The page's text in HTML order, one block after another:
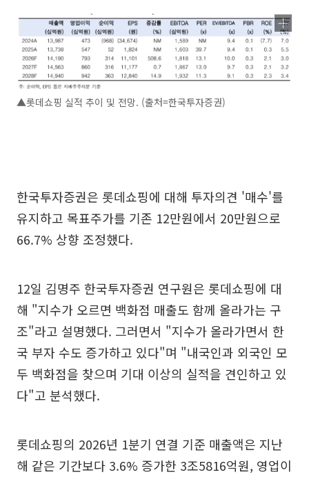
▲롯데쇼핑 실적 추이 및 전망. (출처=한국투자증권)
한국투자증권은 롯데쇼핑에 대해 투자의견 '매수'를
유지하고 목표주가를 기존 12만원에서 20만원으로
66.7% 상향 조정했다.
12일 김명주 한국투자증권 연구원은 롯데쇼핑에 대
해 "지수가 오르면 백화점 매출도 함께 올라가는 구
조"라고 설명했다. 그러면서 "지수가 올라가면서 한
국 부자 수도 증가하고 있다"며 "내국인과 외국인 모
두 백화점을 찾으며 기대 이상의 실적을 견인하고 있
다"고 분석했다.
롯데쇼핑의 2026년 1분기 연결 기준 매출액은 지난
해 같은 기간보다 3.6% 증가한 3조5816억원, 영업이